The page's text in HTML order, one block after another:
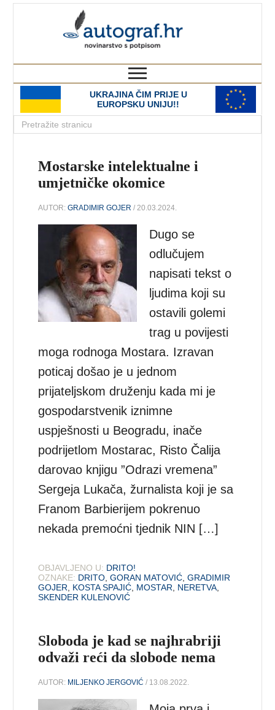
UKRAJINA ČIM PRIJE U
EUROPSKU UNIJU!!
Mostarske intelektualne i
umjetničke okomice
AUTOR:GRADIMIR GOJER / 20.03.2024.
Dugo se
odlučujem
napisati tekst o
ljudima koji su
ostavili golemi
trag u povijesti
moga rodnoga Mostara. Izravan
poticaj došao je u jednom
prijateljskom druženju kada mi je
gospodarstvenik iznimne
uspješnosti u Beogradu, inače
podrijetlom Mostarac, Risto Čalija
darovao knjigu ”Odrazi vremena”
Sergeja Lukača, žurnalista koji je sa
Franom Barbierijem pokrenuo
nekada premoćni tjednik NIN […]
OBJAVLJENO U: DRITO!
OZNAKE: DRITO ,GORAN MATOVIĆ ,GRADIMIR
GOJER
KOSTA SPAJIĆ MOSTAR NERETVA
SKENDER KULENOVIĆ
Sloboda je kad se najhrabriji
odvaži reći da slobode nema
AUTOR: MILJENKO JERGOVIĆ / 13.08.2022.